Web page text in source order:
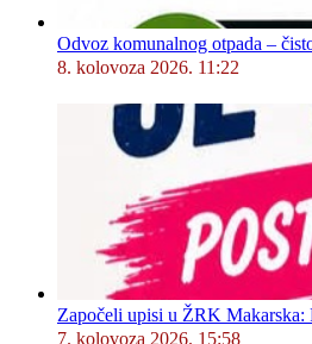
Odvoz komunalnog otpada –
8. kolovoza 2026. 11:22
Započeli upisi u ŽRK Makarska:
7. kolovoza 2026. 15:58